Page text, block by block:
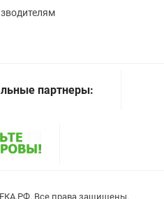
партнеры:
. Все права защищены.